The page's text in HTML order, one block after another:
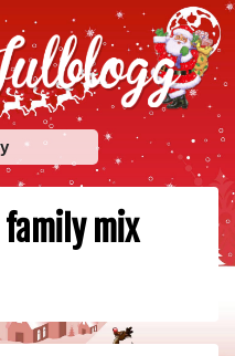
julkalendrar,
och julrecept!
mix